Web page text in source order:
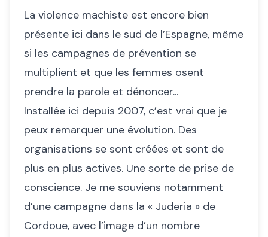
La violence machiste est encore bien
présente ici dans le sud de l’Espagne, même
si les campagnes de prévention se
multiplient et que les femmes osent
prendre la parole et dénoncer...
Installée ici depuis 2007, c’est vrai que je
peux remarquer une évolution. Des
organisations se sont créées et sont de
plus en plus actives. Une sorte de prise de
conscience. Je me souviens notamment
d’une campagne dans la « Juderia » de
Cordoue, avec l’image d’un nombre